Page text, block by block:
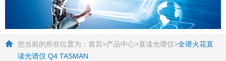
您当前的所在位置为： 首页>产品中心>直读光谱仪>全谱火花直
读光谱仪 Q4 TASMAN